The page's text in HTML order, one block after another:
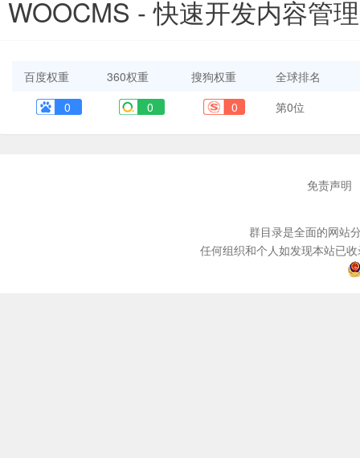
WOOCMS - 快速开发内容管
百度权重 360权重 搜狗权重
全球排名
0
0 0 第0位
免责声明
群目录是全面的网站
任何组织和个人如发现本站已